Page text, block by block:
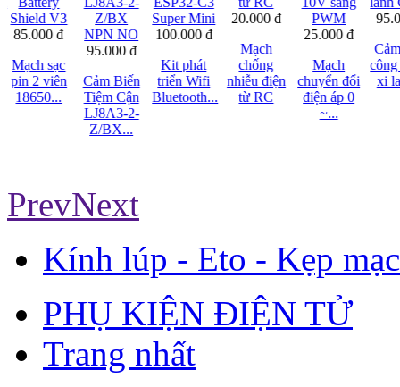
85.000 đ
Mạch sạc
pin 2 viên
18650...
95.000 đ
Cảm Biến
Tiệm Cận
LJ8A3-2-
Z/BX...
100.000 đ
Kit phát
triển Wifi
Bluetooth...
20.000 đ
Mạch
chống
nhiễu điện
từ RC
25.000 đ
Mạch
chuyển đổi
điện áp 0
~...
xi
PrevNext
Kính lúp - Eto - Kẹp
PHỤ KIỆN ĐIỆN TỬ
Trang nhất